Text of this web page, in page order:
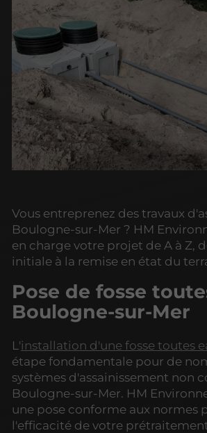
Vous entreprenez des travaux
Boulogne-sur-Mer ? HM
en charge votre projet de A à Z,
initiale à la remise en état du
Pose de fosse
Boulogne-sur-Mer
L'installation d'une fosse toutes
étape fondamentale pour de
systèmes d'assainissement non
Boulogne-sur-Mer. HM
une pose conforme aux normes
l'efficacité de votre